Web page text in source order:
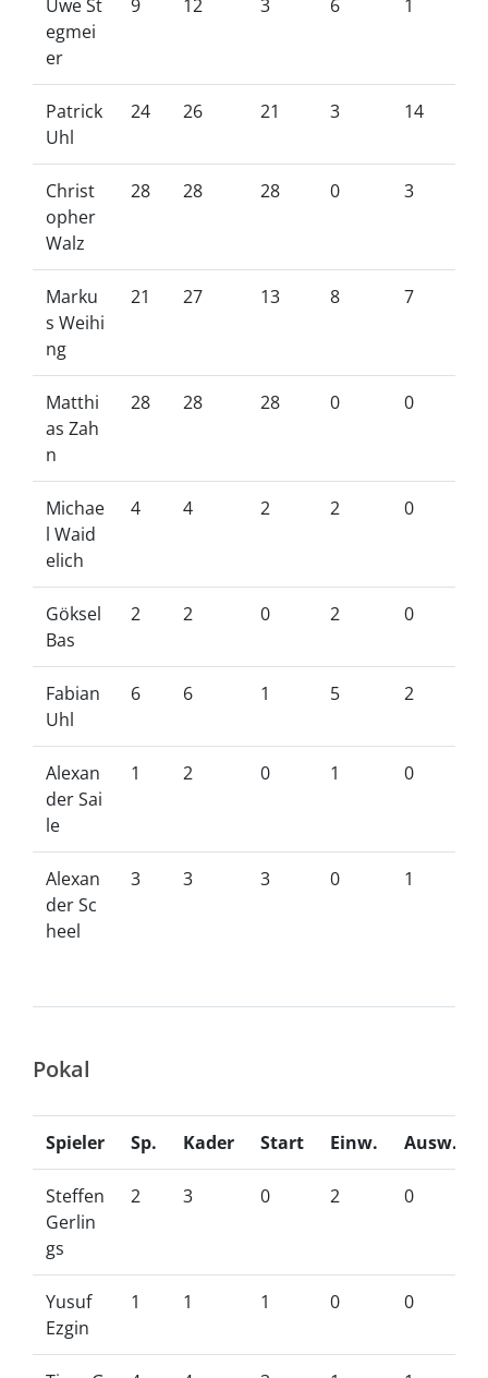
Uwe St
egmei
er
9 12 3 6 1
Patrick
Uhl
24 26 21 3 14
Christ
opher
Walz
28 28 28 0 3
Marku
s Weihi
ng
21 27 13 8 7
Matthi
as Zah
n
28 28 28 0 0
Michae
l Waid
elich
4 4 2 2 0
Göksel
Bas
2 2 0 2 0
Fabian
Uhl
6 6 1 5 2
Alexan
der Sai
le
1 2 0 1 0
Alexan
der Sc
heel
3 3 3 0 1
Pokal
Spieler Sp. Kader Start Einw. Ausw.
Steffen
Gerlin
gs
2 3 0 2 0
Yusuf
Ezgin
1 1 1 0 0